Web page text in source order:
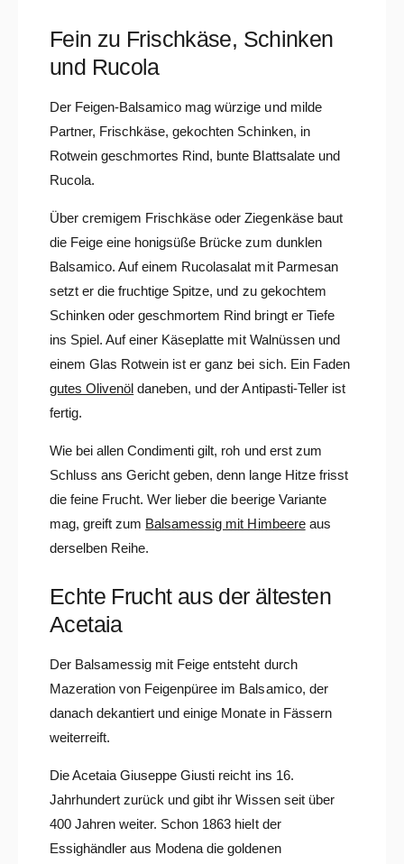
Fein zu Frischkäse, Schinken
und Rucola
Der Feigen-Balsamico mag würzige und milde
Partner, Frischkäse, gekochten Schinken, in
Rotwein geschmortes Rind, bunte Blattsalate und
Rucola.
Über cremigem Frischkäse oder Ziegenkäse baut
die Feige eine honigsüße Brücke zum dunklen
Balsamico. Auf einem Rucolasalat mit Parmesan
setzt er die fruchtige Spitze, und zu gekochtem
Schinken oder geschmortem Rind bringt er Tiefe
ins Spiel. Auf einer Käseplatte mit Walnüssen und
einem Glas Rotwein ist er ganz bei sich. Ein Faden
gutes Olivenöl daneben, und der Antipasti-Teller ist
fertig.
Wie bei allen Condimenti gilt, roh und erst zum
Schluss ans Gericht geben, denn lange Hitze frisst
die feine Frucht. Wer lieber die beerige Variante
mag, greift zum Balsamessig mit Himbeereaus
derselben Reihe.
Echte Frucht aus der ältesten
Acetaia
Der Balsamessig mit Feige entsteht durch
Mazeration von Feigenpüree im Balsamico, der
danach dekantiert und einige Monate in Fässern
weiterreift.
Die Acetaia Giuseppe Giusti reicht ins 16.
Jahrhundert zurück und gibt ihr Wissen seit über
400 Jahren weiter. Schon 1863 hielt der
Essighändler aus Modena die goldenen